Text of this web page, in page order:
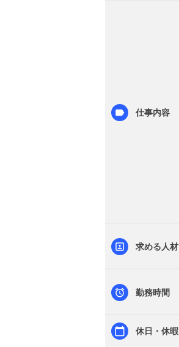
仕事内容
求める人材
勤務時間
休日・休暇